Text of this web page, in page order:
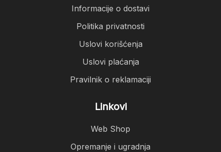
Informacije o dostavi
Politika privatnosti
Uslovi korišćenja
Uslovi plaćanja
Pravilnik o reklamaciji
Linkovi
Web Shop
Opremanje i ugradnja